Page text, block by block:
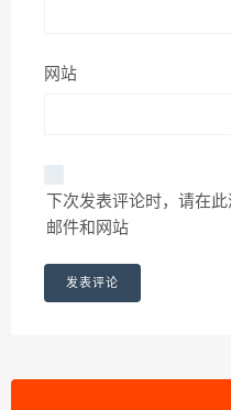
网站
下次发表评论时，请在
邮件和网站